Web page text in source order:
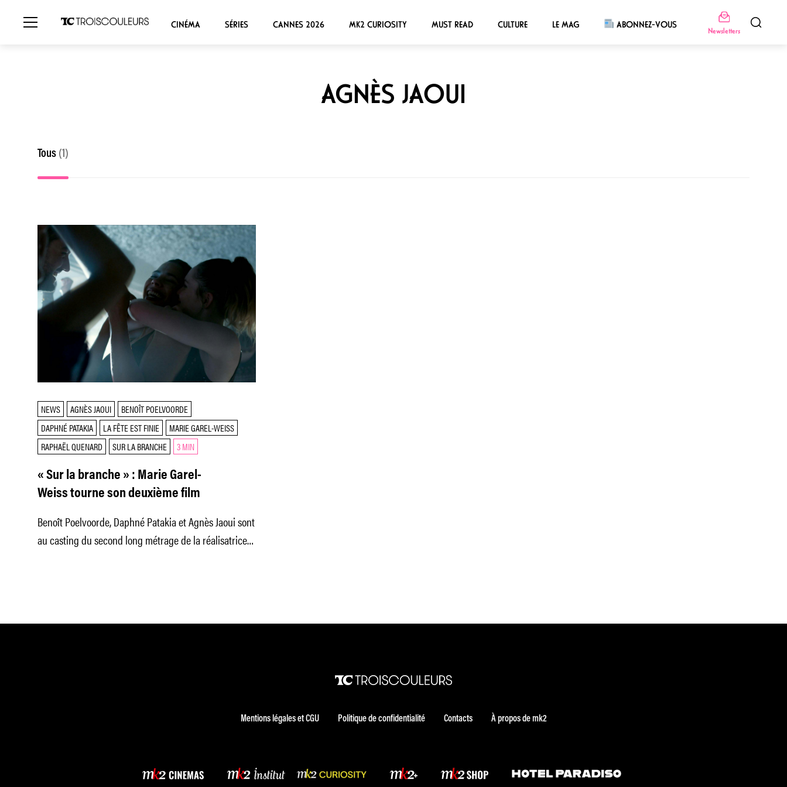
CINÉMA SÉRIES CANNES 2026 MK2 CURIOSITY MUST READ CULTURE LE MAG ABONNEZ-VOUS
Newsletters
AGNÈS JAOUI
Tous (1)
NEWS AGNÈS JAOUI
BENOÎT POELVOORDE
DAPHNÉ PATAKIA
LA FÊTE EST FINIE
MARIE GAREL-WEISS
RAPHAËL QUENARD
SUR LA BRANCHE 3 MIN
« Sur la branche » : Marie Garel-
Weiss tourne son deuxième film
Benoît Poelvoorde, Daphné Patakia et Agnès Jaoui sont
au casting du second long métrage de la réalisatrice
Mentions légales et CGU Politique de confidentialité Contacts À propos de mk2